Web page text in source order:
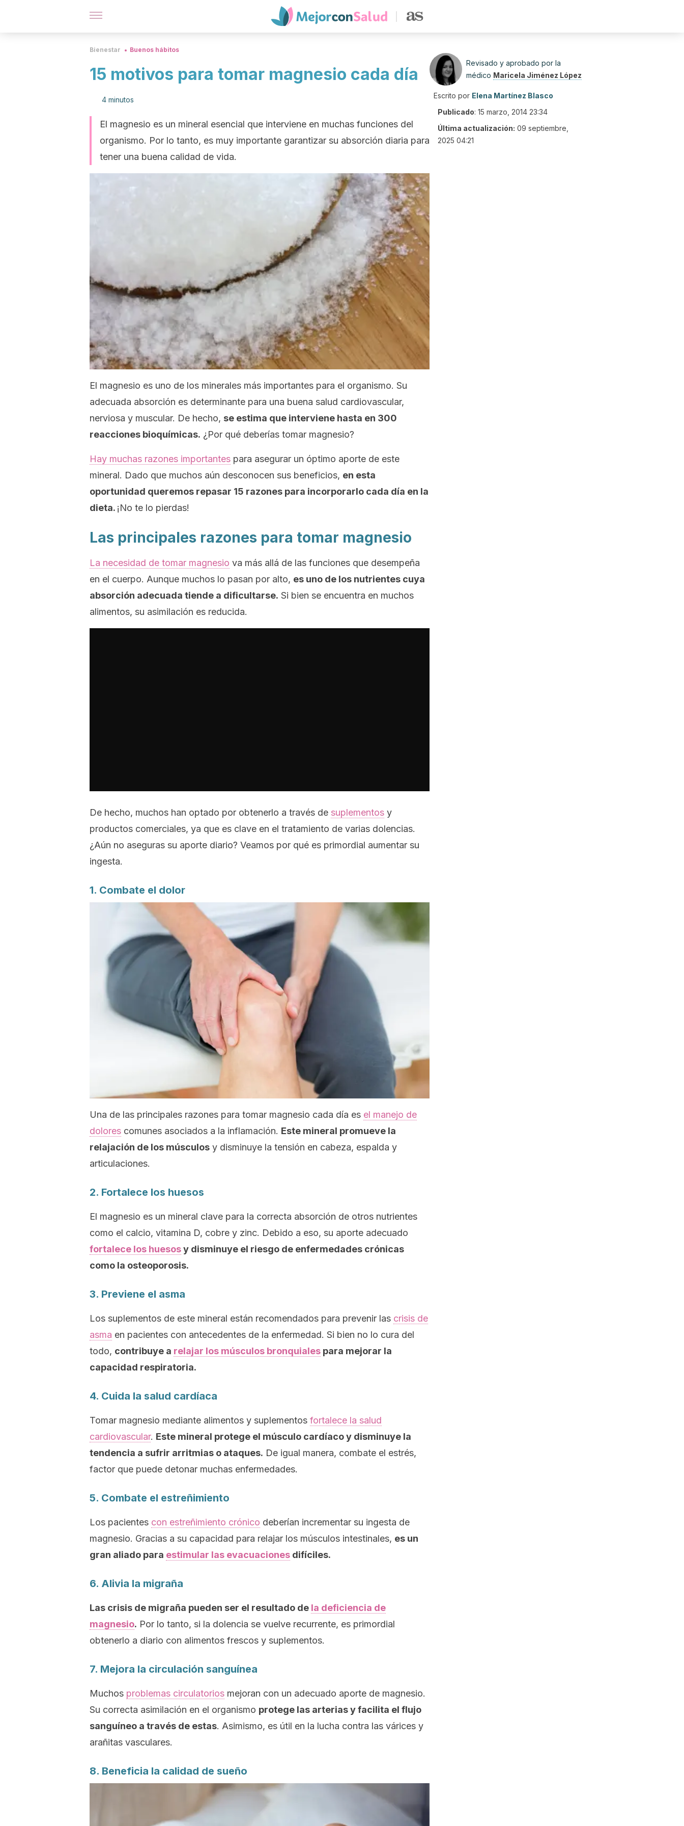
Bienestar Buenos hábitos
15 motivos para tomar magnesio cada día
4 minutos
El magnesio es un mineral esencial que interviene en muchas funciones del
organismo. Por lo tanto, es muy importante garantizar su absorción diaria para
tener una buena calidad de vida.
El magnesio es uno de los minerales más importantes para el organismo. Su
adecuada absorción es determinante para una buena salud cardiovascular,
nerviosa y muscular. De hecho, se estima que interviene hasta en 300
reacciones bioquímicas. ¿Por qué deberías tomar magnesio?
Hay muchas razones importantes para asegurar un óptimo aporte de este
mineral. Dado que muchos aún desconocen sus beneficios, en esta
oportunidad queremos repasar 15 razones para incorporarlo cada día en la
dieta. ¡No te lo pierdas!
Las principales razones para tomar magnesio
La necesidad de tomar magnesio va más allá de las funciones que desempeña
en el cuerpo. Aunque muchos lo pasan por alto, es uno de los nutrientes cuya
absorción adecuada tiende a dificultarse. Si bien se encuentra en muchos
alimentos, su asimilación es reducida.
De hecho, muchos han optado por obtenerlo a través de suplementos y
productos comerciales, ya que es clave en el tratamiento de varias dolencias.
¿Aún no aseguras su aporte diario? Veamos por qué es primordial aumentar su
ingesta.
1. Combate el dolor
Una de las principales razones para tomar magnesio cada día es el manejo de
dolores comunes asociados a la inflamación. Este mineral promueve la
relajación de los músculos y disminuye la tensión en cabeza, espalda y
articulaciones.
2. Fortalece los huesos
El magnesio es un mineral clave para la correcta absorción de otros nutrientes
como el calcio, vitamina D, cobre y zinc. Debido a eso, su aporte adecuado
fortalece los huesosy disminuye el riesgo de enfermedades crónicas
como la osteoporosis.
3. Previene el asma
Los suplementos de este mineral están recomendados para prevenir las crisis de
asma en pacientes con antecedentes de la enfermedad. Si bien no lo cura del
todo, contribuye a relajar los músculos bronquiales para mejorar la
capacidad respiratoria.
4. Cuida la salud cardíaca
Tomar magnesio mediante alimentos y suplementos fortalece la salud
cardiovascular. Este mineral protege el músculo cardíaco y disminuye la
tendencia a sufrir arritmias o ataques. De igual manera, combate el estrés,
factor que puede detonar muchas enfermedades.
5. Combate el estreñimiento
Los pacientes con estreñimiento crónico deberían incrementar su ingesta de
magnesio. Gracias a su capacidad para relajar los músculos intestinales, es un
gran aliado para estimular las evacuaciones difíciles.
6. Alivia la migraña
Las crisis de migraña pueden ser el resultado de la deficiencia de
magnesio. Por lo tanto, si la dolencia se vuelve recurrente, es primordial
obtenerlo a diario con alimentos frescos y suplementos.
7. Mejora la circulación sanguínea
Muchos problemas circulatorios mejoran con un adecuado aporte de magnesio.
Su correcta asimilación en el organismo protege las arterias y facilita el flujo
sanguíneo a través de estas. Asimismo, es útil en la lucha contra las várices y
arañitas vasculares.
8. Beneficia la calidad de sueño
Revisado y aprobado por la
médico Maricela Jiménez López
Escrito por Elena Martínez Blasco
Publicado: 15 marzo, 2014 23:34
Última actualización: 09 septiembre,
2025 04:21